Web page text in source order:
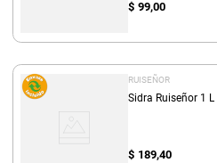
$ 99,00
RUISEÑOR
Sidra Ruiseñor 1 L
$ 189,40